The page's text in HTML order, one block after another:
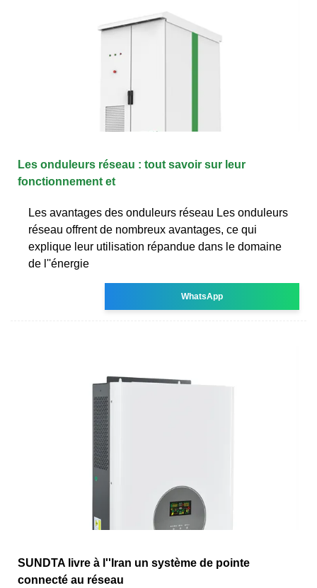
Les onduleurs réseau : tout savoir sur leur
fonctionnement et
Les avantages des onduleurs réseau Les onduleurs
réseau offrent de nombreux avantages, ce qui
explique leur utilisation répandue dans le domaine
de l''énergie
WhatsApp
SUNDTA livre à l''Iran un système de pointe
connecté au réseau